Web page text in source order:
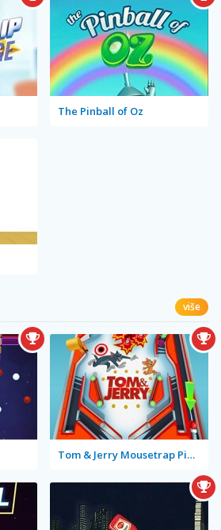
The Pinball of Oz
više
Tom & Jerry Mousetrap Pinball